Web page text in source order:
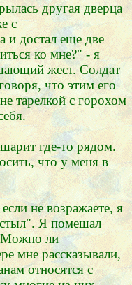
другая дверца
с
и достал еще две
ко мне?" - я
жест. Солдат
что этим его
тарелкой с горохом
где-то рядом.
что у меня в
не возражаете, я
Я помешал
Можно ли
мне рассказывали,
относятся с